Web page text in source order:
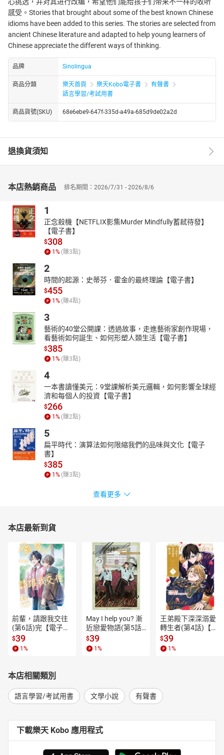
感受。Stories that brought about some of the best known Chinese
idioms have been added to this series. The stories are selected from
ancient Chinese literature and adapted to help young learners of
Chinese appreciate the different ways of thinking.
品牌 Sinolingua
商品分類 樂天首頁 樂天Kobo電子書
有聲書
語言學習/考試用書
商品貨號(SKU) 68e6ebe9-647f-335d-a49a-685d9de02a2d
退換貨須知
本店熱銷商品 排名期間：2026/7/31 - 2026/8/6
1
正念殺機【NETFLIX影集Murder Mindfully蓄弒待發】
【電子書】
$308
1% (賺3點)
2
時間的起源：史蒂芬．霍金的最終理論【電子書】
$455
1% (賺4點)
3
藝術的40堂公開課：透過故事，走進藝術家創作現場，
看藝術如何誕生、如何形塑人類生活【電子書】
$385
1% (賺3點)
4
一本書讀懂美元：9堂課解析美元邏輯，如何影響全球經
濟和每個人的投資【電子書】
$266
1% (賺2點)
5
扁平時代：演算法如何限縮我們的品味與文化【電子
書】
$385
1% (賺3點)
查看更多
本店最新到貨
前輩，請跟我交往
(第6話)完【電子
書】
$39
1 %
May I help you? 漸
近戀愛物語(第5話)
【電子書】
$39
1 %
王弟殿下深深溺愛
轉生者(第4話)【電
子書】
$39
1 %
本店相關類別
語言學習/考試用書 文學小說 有聲書
下載樂天 Kobo 應用程式